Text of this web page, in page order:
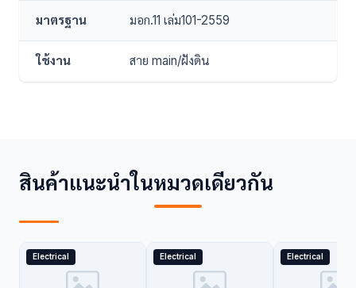
มาตรฐาน มอก.11 เล่ม101-2559
ใช้งาน สาย main/ฝังดิน
สินค้าแนะนำในหมวดเดียวกัน
Electrical Electrical Electrical